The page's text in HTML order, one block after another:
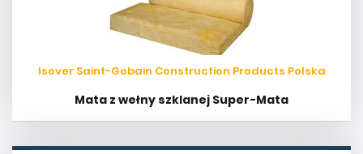
Isover Saint-Gobain Construction Products Polska
Mata z wełny szklanej Super-Mata